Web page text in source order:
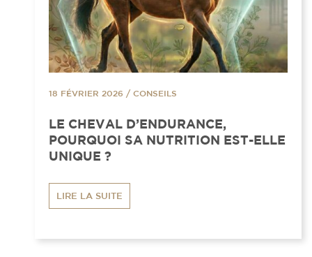
18 FÉVRIER 2026 / CONSEILS
LE CHEVAL D’ENDURANCE,
POURQUOI SA NUTRITION EST-ELLE
UNIQUE ?
LIRE LA SUITE